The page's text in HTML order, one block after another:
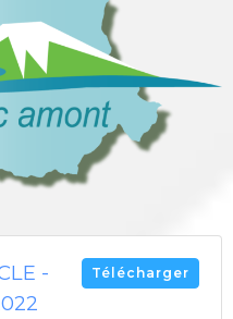
-
Télécharger